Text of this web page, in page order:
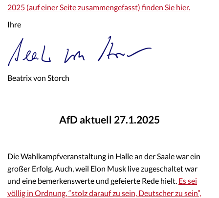
2025 (auf einer Seite zusammengefasst) finden Sie hier.
Ihre
Beatrix von Storch
AfD aktuell 27.1.2025
Die Wahlkampfveranstaltung in Halle an der Saale war ein
großer Erfolg. Auch, weil Elon Musk live zugeschaltet war
und eine bemerkenswerte und gefeierte Rede hielt. Es sei
völlig in Ordnung, “stolz darauf zu sein, Deutscher zu sein”,